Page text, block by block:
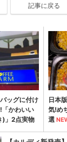
記事に戻る